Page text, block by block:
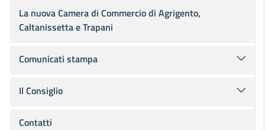
La nuova Camera di Commercio di Agrigento,
Caltanissetta e Trapani
Comunicati stampa
Il Consiglio
Contatti